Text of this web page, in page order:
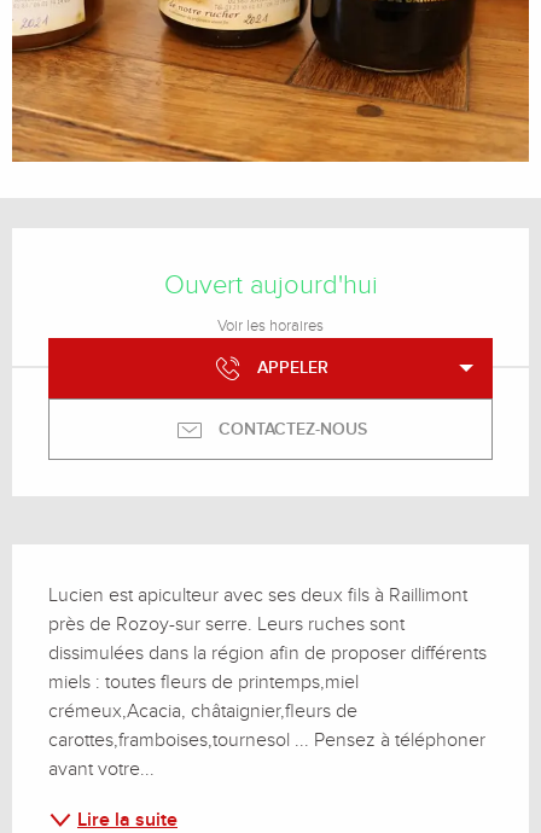
Ouvert aujourd'hui
Voir les horaires
APPELER
CONTACTEZ-NOUS
Lucien est apiculteur avec ses deux fils à Raillimont
près de Rozoy-sur serre. Leurs ruches sont
dissimulées dans la région afin de proposer différents
miels : toutes fleurs de printemps,miel
crémeux,Acacia, châtaignier,fleurs de
carottes,framboises,tournesol ... Pensez à téléphoner
avant votre...
Lire la suite